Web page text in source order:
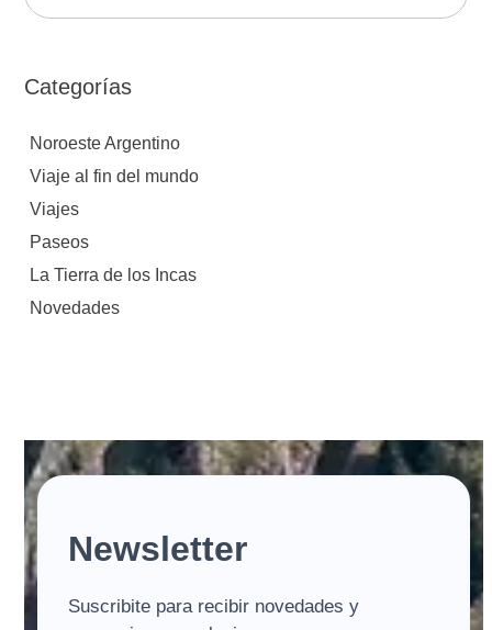
Categorías
Noroeste Argentino
Viaje al fin del mundo
Viajes
Paseos
La Tierra de los Incas
Novedades
Newsletter
Suscribite para recibir novedades y